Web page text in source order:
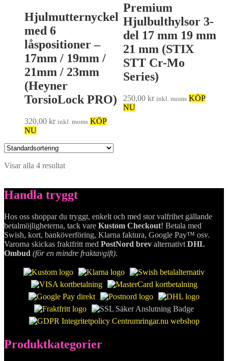
Hjulmutternyckel
med 6
låspositioner –
17mm / 19mm /
21mm / 23mm
(Heyner
TorsioLock PRO)
320,00 kr inkl. moms KÖP
NU
Premium
Hjulbulthylsor 3-
del 17 mm 19 mm
21 mm (STIX
STT Cr-Mo
Series)
250,00kr inkl. moms KÖP
NU
Visar alla 4 resultat
Handla tryggt
Hos oss shoppar du tryggt, enkelt och med stor valfrihet gällande
betalmöjligheterna, tack vare Kustom Checkout! Betala med
Swish, kort, banköverföring, Klarna faktura, Google Pay™ osv.
Varorna skickas fraktfritt med PostNord brev alternativt DHL
Ombud (för en mindre fraktavgift).
Produktkategorier